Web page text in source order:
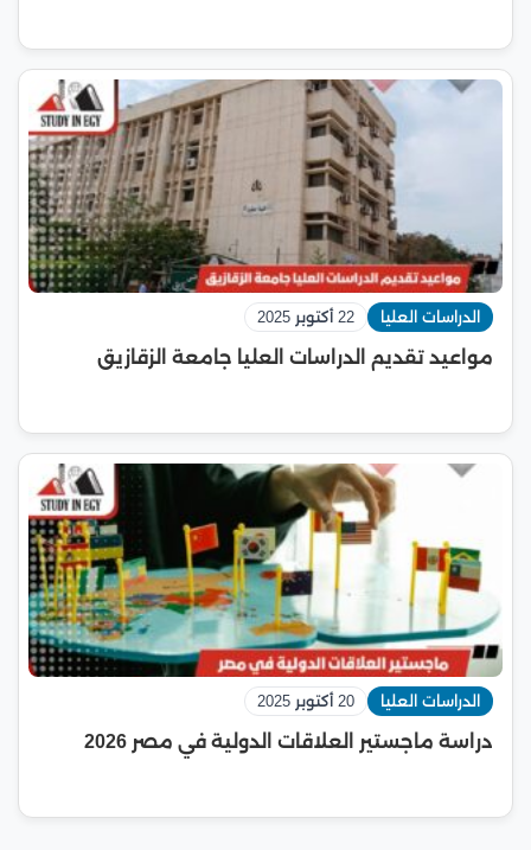
الدراسات العليا 22 أكتوبر 2025
مواعيد تقديم الدراسات العليا جامعة الزقازيق
الدراسات العليا 20 أكتوبر 2025
دراسة ماجستير العلاقات الدولية في مصر 2026